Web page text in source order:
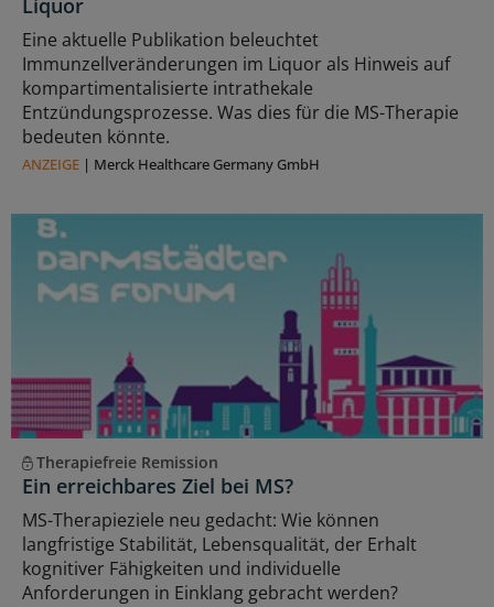
Liquor
Eine aktuelle Publikation beleuchtet
Immunzellveränderungen im Liquor als Hinweis auf
kompartimentalisierte intrathekale
Entzündungsprozesse. Was dies für die MS-Therapie
bedeuten könnte.
ANZEIGE | Merck Healthcare Germany GmbH
Therapiefreie Remission
Ein erreichbares Ziel bei MS?
MS-Therapieziele neu gedacht: Wie können
langfristige Stabilität, Lebensqualität, der Erhalt
kognitiver Fähigkeiten und individuelle
Anforderungen in Einklang gebracht werden?